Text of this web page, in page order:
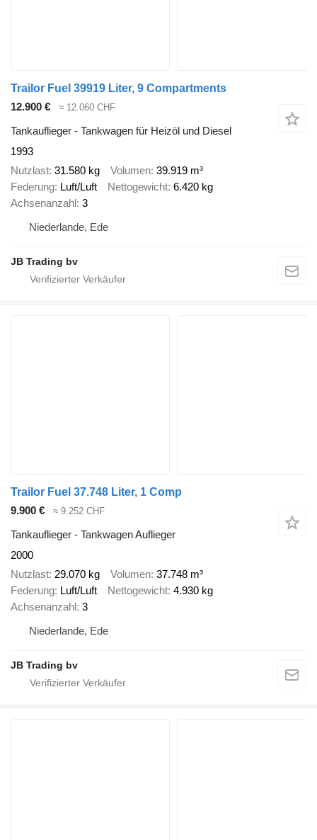
Trailor Fuel 39919 Liter, 9 Compartments
12.900 €
≈ 12.060 CHF
Tankauflieger - Tankwagen für Heizöl und Diesel
1993
Nutzlast 31.580 kg Volumen 39.919 m³
Federung Luft/Luft Nettogewicht 6.420 kg
Achsenanzahl 3
Niederlande, Ede
JB Trading bv
Trailor Fuel 37.748 Liter, 1 Comp
9.900 €
≈ 9.252 CHF
Tankauflieger - Tankwagen Auflieger
2000
Nutzlast 29.070 kg Volumen 37.748 m³
Federung Luft/Luft Nettogewicht 4.930 kg
Achsenanzahl 3
Niederlande, Ede
JB Trading bv